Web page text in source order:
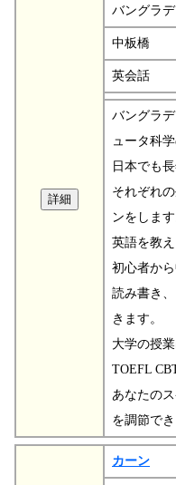
バングラデ
中板橋
英会話
バングラ
ュータ科
日本でも
それぞれ
ンをします
英語を教
初心者か
読み書き
きます。
大学の授
TOEFL
あなたの
を調節でき
カーン